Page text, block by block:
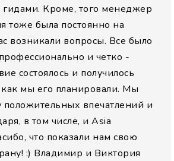
гидами. Кроме, того менеджер
тоже была постоянно на
возникали вопросы. Все было
и четко -
состоялось и получилось
мы его планировали. Мы
положительных впечатлений и
в том числе, и Asia
что показали нам свою
:) Владимир и Виктория